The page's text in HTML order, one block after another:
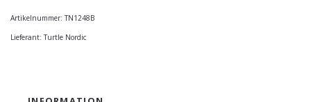
Artikelnummer: TN1248B
Lieferant: Turtle Nordic